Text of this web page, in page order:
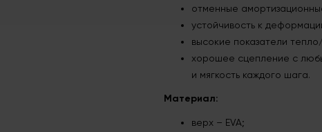
отменные
устойчивость к
высокие показатели
хорошее сцепление с
и мягкость каждого шага.
Материал:
верх – EVA;